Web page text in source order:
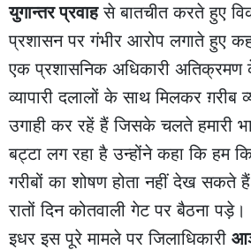
युगान्तर प्रवाहसे बातचीत करते हुए
प्रशासन पर गंभीर आरोप लगाते हुए
एक प्रशासनिक अधिकारी
व्यापारी दलालों के साथ मिलकर ग़रीब
उगाही कर रहें हैं जिसके चलते हमारी
बट्टा लग रहा है उन्होंने कहा कि हम
गरीबों का शोषण होता नहीं देख सकते
रातों दिन कोतवाली गेट पर बैठना पड़े।
इधर इस पूरे मामले पर जिलाधिकारी